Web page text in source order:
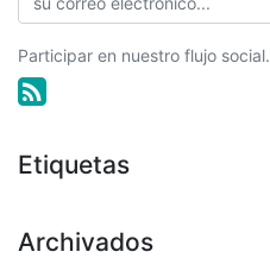
Participar en nuestro flujo social.
Etiquetas
Archivados